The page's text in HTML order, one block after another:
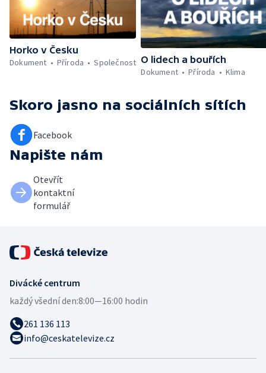
Horko v Česku
Dokument
Příroda Společnost O lidech a bouřích
Dokument
Příroda Klima
Skoro jasno na sociálních sítích
Facebook
Napište nám
Otevřít
kontaktní
formulář
Divácké centrum
každý všední den:8:00—16:00 hodin
261 136 113
info@ceskatelevize.cz